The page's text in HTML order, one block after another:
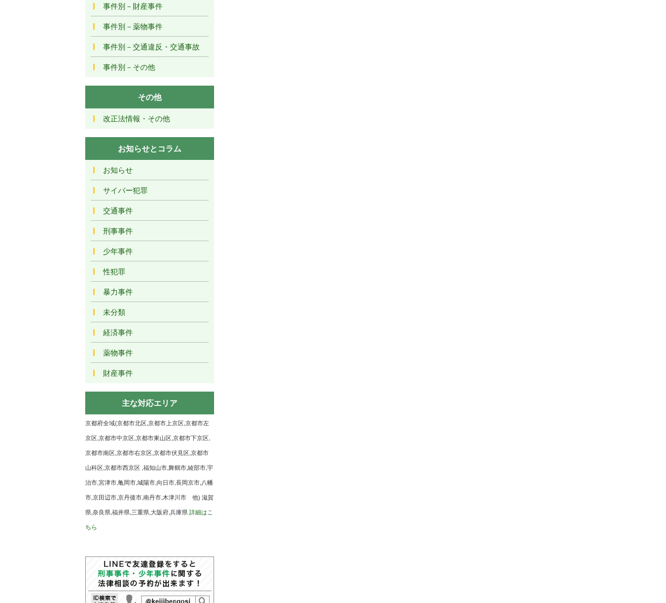
事件別－財産事件
事件別－薬物事件
事件別－交通違反・交通事故
事件別－その他
その他
改正法情報・その他
お知らせとコラム
お知らせ
サイバー犯罪
交通事件
刑事事件
少年事件
性犯罪
暴力事件
未分類
経済事件
薬物事件
財産事件
主な対応エリア
京都府全域(京都市北区,京都市上京区,京都市左
京区,京都市中京区,京都市東山区,京都市下京区,
京都市南区,京都市右京区,京都市伏見区,京都市
山科区,京都市西京区 ,福知山市,舞鶴市,綾部市,宇
治市,宮津市,亀岡市,城陽市,向日市,長岡京市,八幡
市,京田辺市,京丹後市,南丹市,木津川市 他) 滋賀
県,奈良県,福井県,三重県,大阪府,兵庫県 詳細はこ
ちら